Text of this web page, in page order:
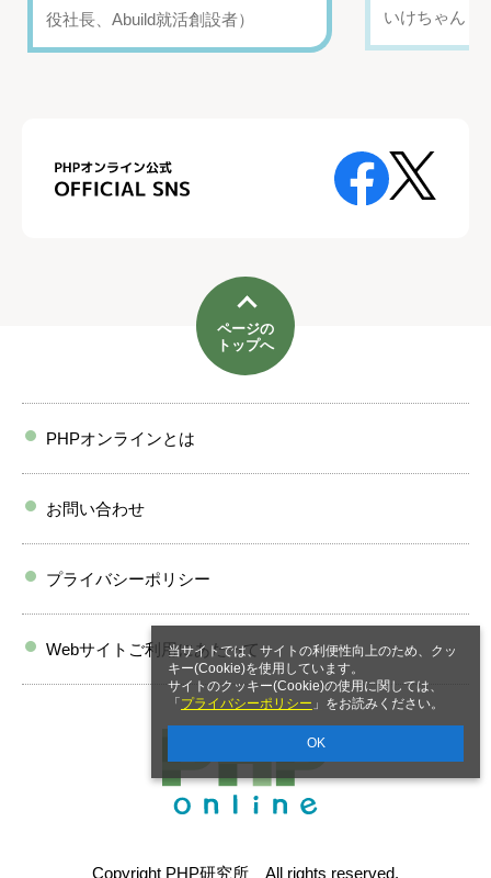
当サイトでは、サイトの利便性向上のため、クッ
キー(Cookie)を使用しています。
サイトのクッキー(Cookie)の使用に関しては、
「 プライバシーポリシー 」をお読みください。
OK
役社長、Abuild就活創設者）
いけちゃん（
ページの
トップへ
PHPオンラインとは
お問い合わせ
プライバシーポリシー
Webサイトご利用にあたって
Copyright PHP研究所 All rights reserved.